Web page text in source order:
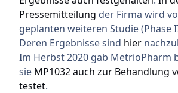
Pressemitteilung der Firma wird
geplanten weiteren Studie (Phase
Deren Ergebnisse sind hier
Im Herbst 2020 gab MetrioPharm
sie MP1032 auch zur Behandlung
testet.